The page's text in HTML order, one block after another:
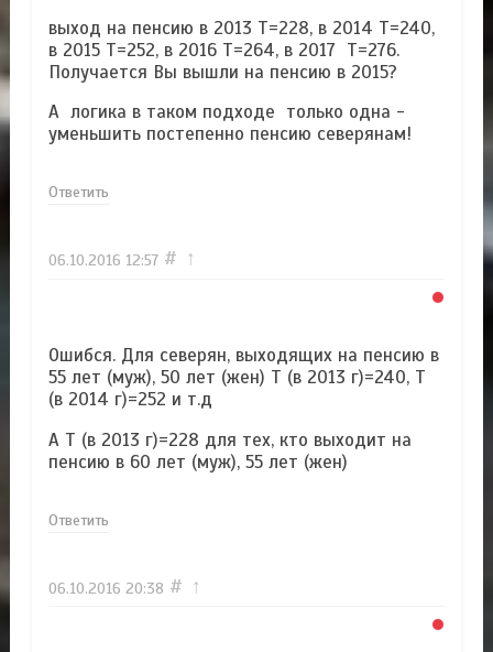
выход на пенсию в 2013 Т=228, в 2014 Т=240,
в 2015 Т=252, в 2016 Т=264, в 2017 Т=276.
Получается Вы вышли на пенсию в 2015?
А логика в таком подходе только одна -
уменьшить постепенно пенсию северянам!
Ответить
06.10.2016 12:57 # ↑
Ошибся. Для северян, выходящих на пенсию в
55 лет (муж), 50 лет (жен) Т (в 2013 г)=240, Т
(в 2014 г)=252 и т.д
А Т (в 2013 г)=228 для тех, кто выходит на
пенсию в 60 лет (муж), 55 лет (жен)
Ответить
06.10.2016 20:38 # ↑